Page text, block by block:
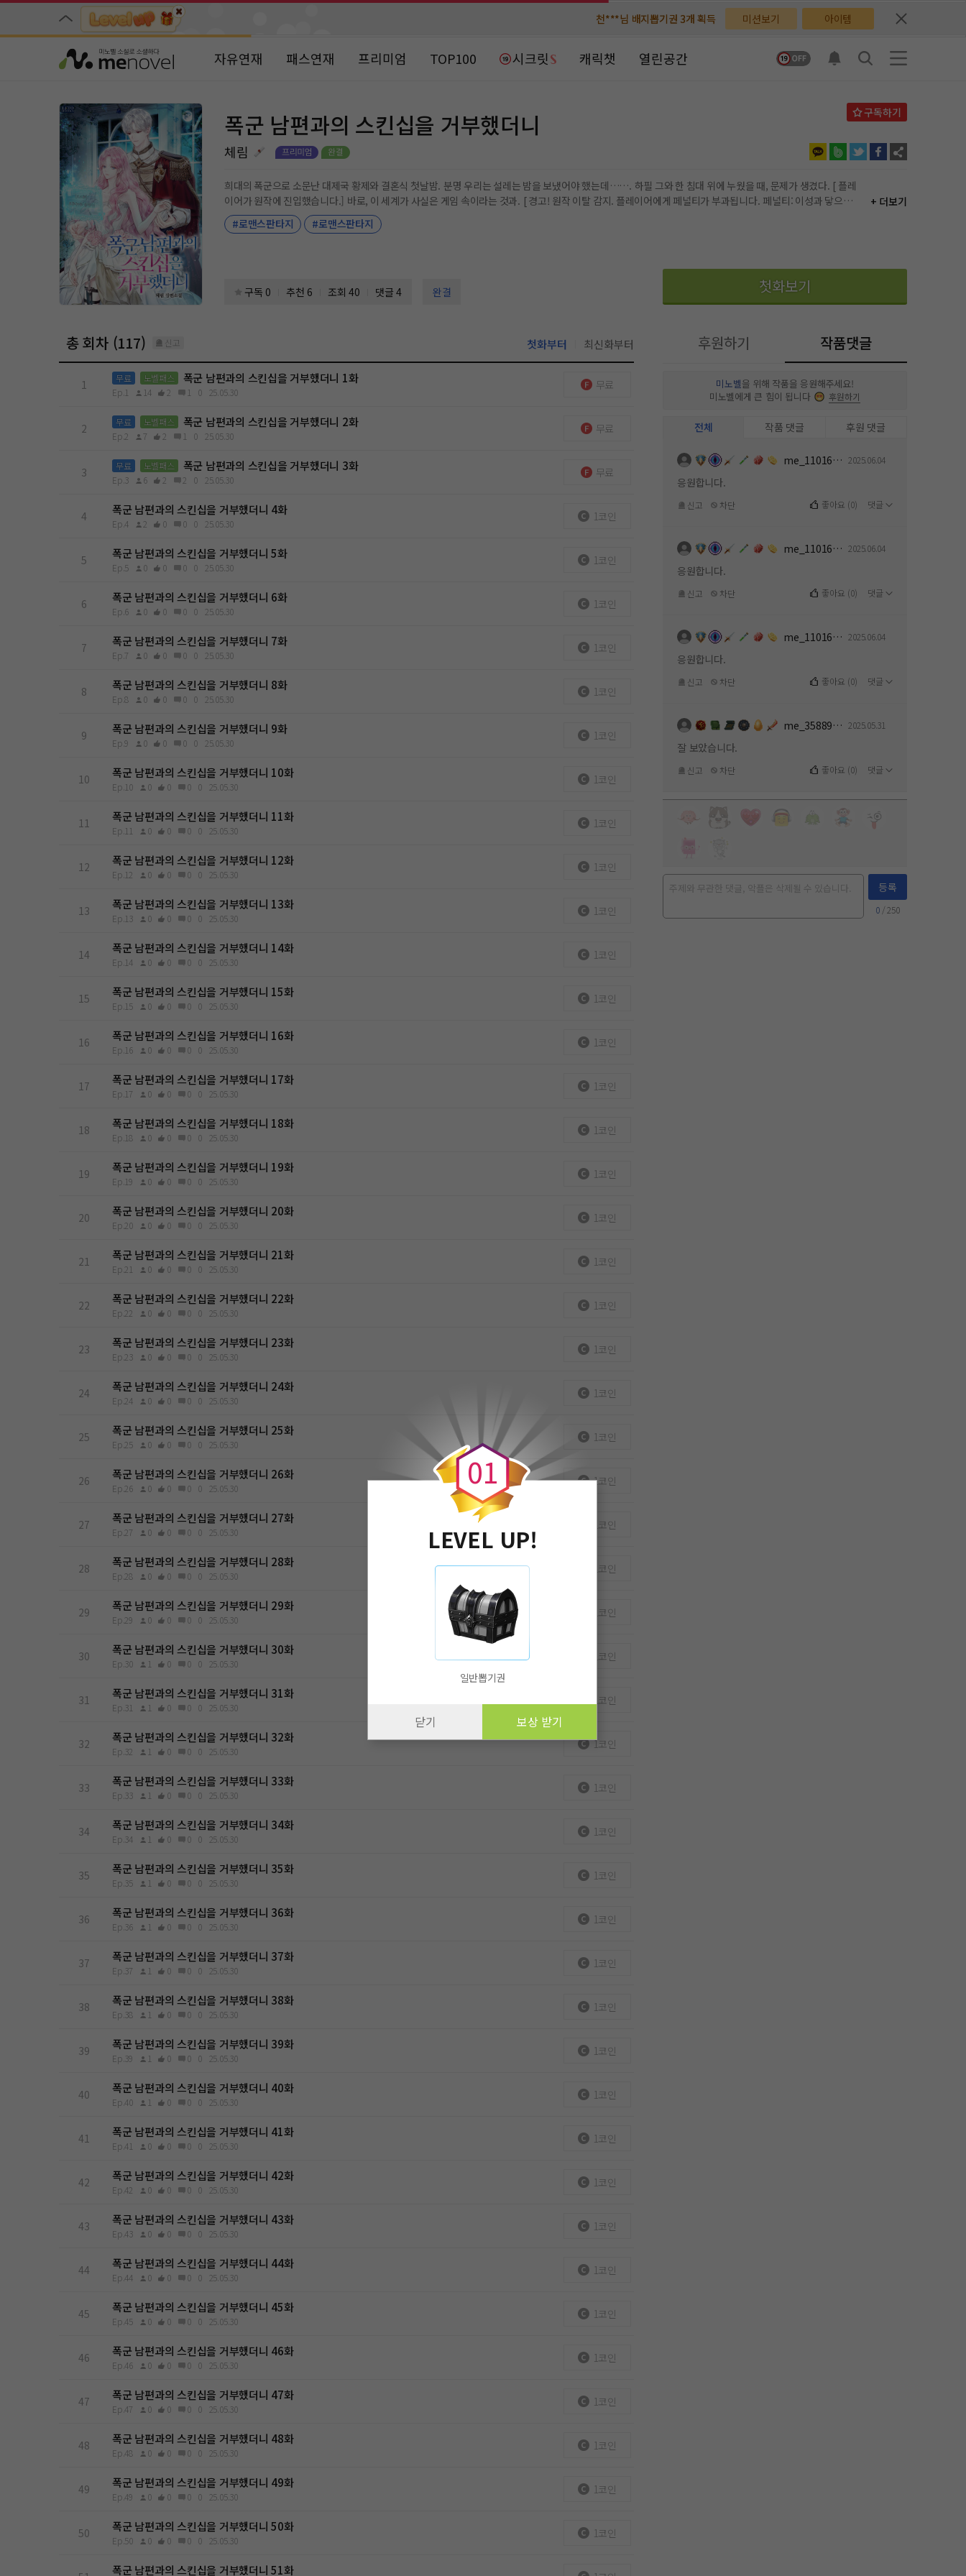
천***님 배지뽑기권 3개 획득
천***님 배지뽑기권 3개 획득
메**님 노벨패스 체험권 3일 획득
메**님 노벨패스 체험권 3일 획득
갈***님 후원10코인 획득
갈***님 후원10코인 획득
미션보기 아이템
자유연재 패스연재 프리미엄 TOP100 시크릿 캐릭챗 열린공간
폭군 남편과의 스킨십을 거부했더니
체림
희대의 폭군으로 소문난 대제국 황제와 결혼식 첫날밤. 분명 우리는 설레는 밤을 보냈어야 했는데……. 하필 그와 한 침대 위에 누웠을 때, 문제가 생겼다. [ 플레
이어가 원작에 진입했습니다.] 바로, 이 세계가 사실은 게임 속이라는 것과. [경고! 원작 이탈 감지. 플레이어에게 페널티가 부과됩니다. 페널티: 이성과 닿으면
죽는 병 10초 안에 이성과의 접촉에서 벗어나지 못하면 체력이 닳습니다.] 내가 그 게임 속 주인공이고, 별 이상한 페널티를 부여받은 데다가, 그 폭군 황제를 내
게 좋을 거야. 자꾸 이러면 미쳐버릴지도 모르니까.” 심지어는 내게 집착하기 시작했다. ……나, 죽기 전에 무사히 저 남자를 죽일 수 있을까? #선결혼후연애 #
집착남 #직진남 #폭군남주 #황제남주 #도망여주 #당찬여주 #직진여주 #병약여주 #오해 #게임빙의 #일단 플러팅하고 보는 여주 #근데 거기에 감기는 남주 #
+ 더보기
#로맨스판타지
#로맨스판타지
구독 0 추천 6 조회 40 댓글 4 완결 첫화보기
총 회차 (117) 신고 첫화부터 최신화부터
1 무료 노벨패스 폭군 남편과의 스킨십을 거부했더니 1화
Ep.1 14 2 1 0 25.05.30
무료
2 무료 노벨패스 폭군 남편과의 스킨십을 거부했더니 2화
Ep.2 7 2 1 0 25.05.30
무료
3 무료 노벨패스 폭군 남편과의 스킨십을 거부했더니 3화
Ep.3 6 2 2 0 25.05.30
무료
4 폭군 남편과의 스킨십을 거부했더니 4화
Ep.4 2 0 0 0 25.05.30
1코인
5 폭군 남편과의 스킨십을 거부했더니 5화
Ep.5 0 0 0 0 25.05.30
1코인
6 폭군 남편과의 스킨십을 거부했더니 6화
Ep.6 0 0 0 0 25.05.30
1코인
7 폭군 남편과의 스킨십을 거부했더니 7화
Ep.7 0 0 0 0 25.05.30
1코인
8 폭군 남편과의 스킨십을 거부했더니 8화
Ep.8 0 0 0 0 25.05.30
1코인
9 폭군 남편과의 스킨십을 거부했더니 9화
Ep.9 0 0 0 0 25.05.30
1코인
10 폭군 남편과의 스킨십을 거부했더니 10화
Ep.10 0 0 0 0 25.05.30
1코인
11 폭군 남편과의 스킨십을 거부했더니 11화
Ep.11 0 0 0 0 25.05.30
1코인
12 폭군 남편과의 스킨십을 거부했더니 12화
Ep.12 0 0 0 0 25.05.30
1코인
13 폭군 남편과의 스킨십을 거부했더니 13화
Ep.13 0 0 0 0 25.05.30
1코인
14 폭군 남편과의 스킨십을 거부했더니 14화
Ep.14 0 0 0 0 25.05.30
1코인
15 폭군 남편과의 스킨십을 거부했더니 15화
Ep.15 0 0 0 0 25.05.30
1코인
16 폭군 남편과의 스킨십을 거부했더니 16화
Ep.16 0 0 0 0 25.05.30
1코인
17 폭군 남편과의 스킨십을 거부했더니 17화
Ep.17 0 0 0 0 25.05.30
1코인
18 폭군 남편과의 스킨십을 거부했더니 18화
Ep.18 0 0 0 0 25.05.30
1코인
19 폭군 남편과의 스킨십을 거부했더니 19화
Ep.19 0 0 0 0 25.05.30
1코인
20 폭군 남편과의 스킨십을 거부했더니 20화
Ep.20 0 0 0 0 25.05.30
1코인
21 폭군 남편과의 스킨십을 거부했더니 21화
Ep.21 0 0 0 0 25.05.30
1코인
22 폭군 남편과의 스킨십을 거부했더니 22화
Ep.22 0 0 0 0 25.05.30
1코인
23 폭군 남편과의 스킨십을 거부했더니 23화
Ep.23 0 0 0 0 25.05.30
1코인
24 폭군 남편과의 스킨십을 거부했더니 24화
Ep.24 0 0 0 0 25.05.30
1코인
25 폭군 남편과의 스킨십을 거부했더니 25화
Ep.25 0 0 0 0 25.05.30
1코인
26 폭군 남편과의 스킨십을 거부했더니 26화
Ep.26 0 0 0 0 25.05.30
1코인
27 폭군 남편과의 스킨십을 거부했더니 27화
Ep.27 0 0 0 0 25.05.30
1코인
28 폭군 남편과의 스킨십을 거부했더니 28화
Ep.28 0 0 0 0 25.05.30
1코인
29 폭군 남편과의 스킨십을 거부했더니 29화
Ep.29 0 0 0 0 25.05.30
1코인
30 폭군 남편과의 스킨십을 거부했더니 30화
Ep.30 1 0 0 0 25.05.30
1코인
31 폭군 남편과의 스킨십을 거부했더니 31화
Ep.31 1 0 0 0 25.05.30
1코인
32 폭군 남편과의 스킨십을 거부했더니 32화
Ep.32 1 0 0 0 25.05.30
1코인
33 폭군 남편과의 스킨십을 거부했더니 33화
Ep.33 1 0 0 0 25.05.30
1코인
34 폭군 남편과의 스킨십을 거부했더니 34화
Ep.34 1 0 0 0 25.05.30
1코인
35 폭군 남편과의 스킨십을 거부했더니 35화
Ep.35 1 0 0 0 25.05.30
1코인
36 폭군 남편과의 스킨십을 거부했더니 36화
Ep.36 1 0 0 0 25.05.30
1코인
37 폭군 남편과의 스킨십을 거부했더니 37화
Ep.37 1 0 0 0 25.05.30
1코인
38 폭군 남편과의 스킨십을 거부했더니 38화
Ep.38 1 0 0 0 25.05.30
1코인
39 폭군 남편과의 스킨십을 거부했더니 39화
Ep.39 1 0 0 0 25.05.30
1코인
40 폭군 남편과의 스킨십을 거부했더니 40화
Ep.40 1 0 0 0 25.05.30
1코인
41 폭군 남편과의 스킨십을 거부했더니 41화
Ep.41 0 0 0 0 25.05.30
1코인
42 폭군 남편과의 스킨십을 거부했더니 42화
Ep.42 0 0 0 0 25.05.30
1코인
43 폭군 남편과의 스킨십을 거부했더니 43화
Ep.43 0 0 0 0 25.05.30
1코인
44 폭군 남편과의 스킨십을 거부했더니 44화
Ep.44 0 0 0 0 25.05.30
1코인
45 폭군 남편과의 스킨십을 거부했더니 45화
Ep.45 0 0 0 0 25.05.30
1코인
46 폭군 남편과의 스킨십을 거부했더니 46화
Ep.46 0 0 0 0 25.05.30
1코인
47 폭군 남편과의 스킨십을 거부했더니 47화
Ep.47 0 0 0 0 25.05.30
1코인
48 폭군 남편과의 스킨십을 거부했더니 48화
Ep.48 0 0 0 0 25.05.30
1코인
49 폭군 남편과의 스킨십을 거부했더니 49화
Ep.49 0 0 0 0 25.05.30
1코인
50 폭군 남편과의 스킨십을 거부했더니 50화
Ep.50 0 0 0 0 25.05.30
1코인
폭군 남편과의 스킨십을 거부했더니 51화
후원하기 작품댓글
미노벨을 위해 작품을 응원해주세요!
미노벨에게 큰 힘이 됩니다
후원하기
전체 작품 댓글 후원 댓글
me_1101619112 2025.06.04
응원합니다.
신고 차단 좋아요 (0) 댓글
me_1101619112 2025.06.04
응원합니다.
신고 차단 좋아요 (0) 댓글
me_1101619112 2025.06.04
응원합니다.
신고 차단 좋아요 (0) 댓글
me_358891154 2025.05.31
잘 보았습니다.
신고 차단 좋아요 (0) 댓글
등록
0 / 250
0
0
1
LEVEL UP!
일반뽑기권
닫기 보상 받기